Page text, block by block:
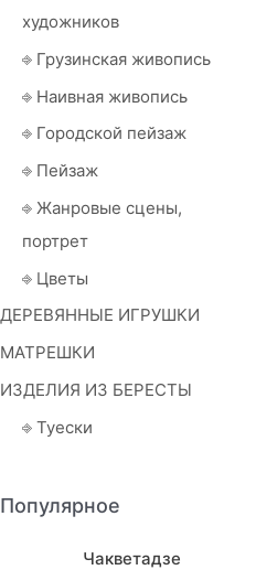
художников
⎆ Грузинская живопись
⎆ Наивная живопись
⎆ Городской пейзаж
⎆ Пейзаж
⎆ Жанровые сцены,
портрет
⎆ Цветы
ДЕРЕВЯННЫЕ ИГРУШКИ
МАТРЕШКИ
ИЗДЕЛИЯ ИЗ БЕРЕСТЫ
⎆ Туески
Популярное
Чакветадзе